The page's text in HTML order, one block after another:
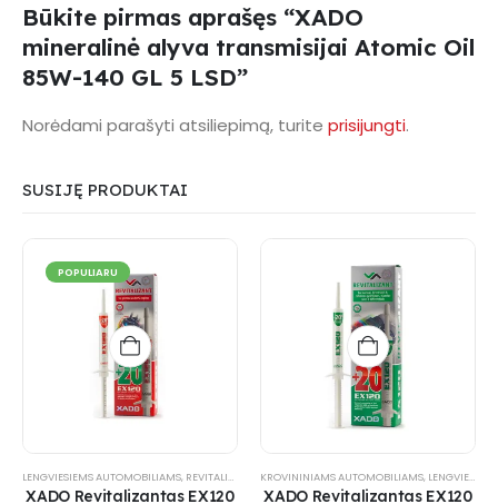
Būkite pirmas aprašęs “XADO
mineralinė alyva transmisijai Atomic Oil
85W-140 GL 5 LSD”
Norėdami parašyti atsiliepimą, turite prisijungti.
SUSIJĘ PRODUKTAI
POPULIARU
LENGVIESIEMS AUTOMOBILIAMS, REVITALIZANTAI ,VARIKLIUI,VISUREIGIAMS,XADO PRODUKTAI
XADO Revitalizantas EX120
KROVININIAMS AUTOMOBILIAMS, LENGVIESIEMS AUTOMOBILIAMS
XADO Revitalizantas EX120